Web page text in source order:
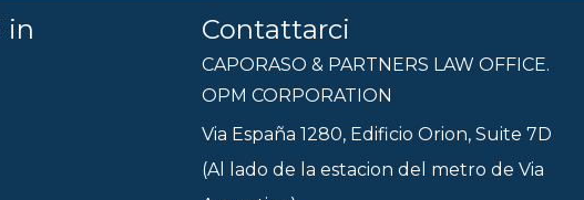
in Contattarci
CAPORASO & PARTNERS LAW OFFICE.
OPM CORPORATION
Via España 1280, Edificio Orion, Suite 7D
(Al lado de la estacion del metro de Via